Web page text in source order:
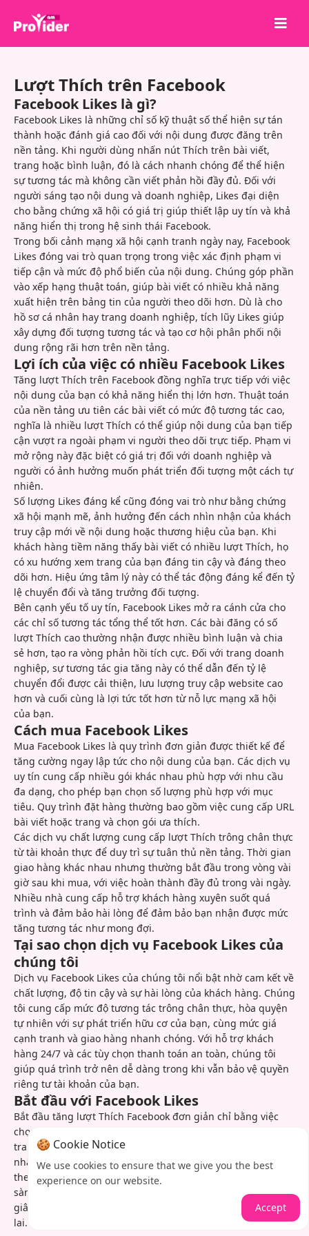
Về chúng tôi
Đăng nhập
Đăng ký
Dịch vụ
API
Điều khoản
Blog
Lượt Thích trên Facebook
Facebook Likes là gì?
Facebook Likes là những chỉ số kỹ thuật số thể hiện sự tán
thành hoặc đánh giá cao đối với nội dung được đăng trên
nền tảng. Khi người dùng nhấn nút Thích trên bài viết,
trang hoặc bình luận, đó là cách nhanh chóng để thể hiện
sự tương tác mà không cần viết phản hồi đầy đủ. Đối với
người sáng tạo nội dung và doanh nghiệp, Likes đại diện
cho bằng chứng xã hội có giá trị giúp thiết lập uy tín và khả
năng hiển thị trong hệ sinh thái Facebook.
Trong bối cảnh mạng xã hội cạnh tranh ngày nay, Facebook
Likes đóng vai trò quan trọng trong việc xác định phạm vi
tiếp cận và mức độ phổ biến của nội dung. Chúng góp phần
vào xếp hạng thuật toán, giúp bài viết có nhiều khả năng
xuất hiện trên bảng tin của người theo dõi hơn. Dù là cho
hồ sơ cá nhân hay trang doanh nghiệp, tích lũy Likes giúp
xây dựng đối tượng tương tác và tạo cơ hội phân phối nội
dung rộng rãi hơn trên nền tảng.
Lợi ích của việc có nhiều Facebook Likes
Tăng lượt Thích trên Facebook đồng nghĩa trực tiếp với việc
nội dung của bạn có khả năng hiển thị lớn hơn. Thuật toán
của nền tảng ưu tiên các bài viết có mức độ tương tác cao,
nghĩa là nhiều lượt Thích có thể giúp nội dung của bạn tiếp
cận vượt ra ngoài phạm vi người theo dõi trực tiếp. Phạm vi
mở rộng này đặc biệt có giá trị đối với doanh nghiệp và
người có ảnh hưởng muốn phát triển đối tượng một cách tự
nhiên.
Số lượng Likes đáng kể cũng đóng vai trò như bằng chứng
xã hội mạnh mẽ, ảnh hưởng đến cách nhìn nhận của khách
truy cập mới về nội dung hoặc thương hiệu của bạn. Khi
khách hàng tiềm năng thấy bài viết có nhiều lượt Thích, họ
có xu hướng xem trang của bạn đáng tin cậy và đáng theo
dõi hơn. Hiệu ứng tâm lý này có thể tác động đáng kể đến tỷ
lệ chuyển đổi và tăng trưởng đối tượng.
Bên cạnh yếu tố uy tín, Facebook Likes mở ra cánh cửa cho
các chỉ số tương tác tổng thể tốt hơn. Các bài đăng có số
lượt Thích cao thường nhận được nhiều bình luận và chia
sẻ hơn, tạo ra vòng phản hồi tích cực. Đối với trang doanh
nghiệp, sự tương tác gia tăng này có thể dẫn đến tỷ lệ
chuyển đổi được cải thiện, lưu lượng truy cập website cao
hơn và cuối cùng là lợi tức tốt hơn từ nỗ lực mạng xã hội
của bạn.
Cách mua Facebook Likes
Mua Facebook Likes là quy trình đơn giản được thiết kế để
tăng cường ngay lập tức cho nội dung của bạn. Các dịch vụ
uy tín cung cấp nhiều gói khác nhau phù hợp với nhu cầu
đa dạng, cho phép bạn chọn số lượng phù hợp với mục
tiêu. Quy trình đặt hàng thường bao gồm việc cung cấp URL
bài viết hoặc trang và chọn gói ưa thích.
Các dịch vụ chất lượng cung cấp lượt Thích trông chân thực
từ tài khoản thực để duy trì sự tuân thủ nền tảng. Thời gian
giao hàng khác nhau nhưng thường bắt đầu trong vòng vài
giờ sau khi mua, với việc hoàn thành đầy đủ trong vài ngày.
Nhiều nhà cung cấp hỗ trợ khách hàng xuyên suốt quá
trình và đảm bảo hài lòng để đảm bảo bạn nhận được mức
tăng tương tác như mong đợi.
Tại sao chọn dịch vụ Facebook Likes của
chúng tôi
Dịch vụ Facebook Likes của chúng tôi nổi bật nhờ cam kết về
chất lượng, độ tin cậy và sự hài lòng của khách hàng. Chúng
tôi cung cấp mức độ tương tác trông chân thực, hòa quyện
tự nhiên với sự phát triển hữu cơ của bạn, cùng mức giá
cạnh tranh và giao hàng nhanh chóng. Với hỗ trợ khách
hàng 24/7 và các tùy chọn thanh toán an toàn, chúng tôi
giúp quá trình trở nên dễ dàng trong khi vẫn bảo vệ quyền
riêng tư tài khoản của bạn.
Bắt đầu với Facebook Likes
Bắt đầu tăng lượt Thích Facebook đơn giản chỉ bằng việc
chọn gói mong muốn, cung cấp thông tin bài viết hoặc
trang của bạn và hoàn tất thanh toán an toàn. Sau khi xác
nhận đơn hàng, bạn có thể theo dõi tiến trình giao hàng
theo thời gian thực. Đội ngũ hỗ trợ của chúng tôi luôn sẵn
sàng cho mọi câu hỏi, và các đơn hàng lặp lại chỉ mất vài
giây khi bạn cần thêm tương tác cho nội dung trong tương
lai.
🍪 Cookie Notice
We use cookies to ensure that we give you the best
experience on our website.
Accept